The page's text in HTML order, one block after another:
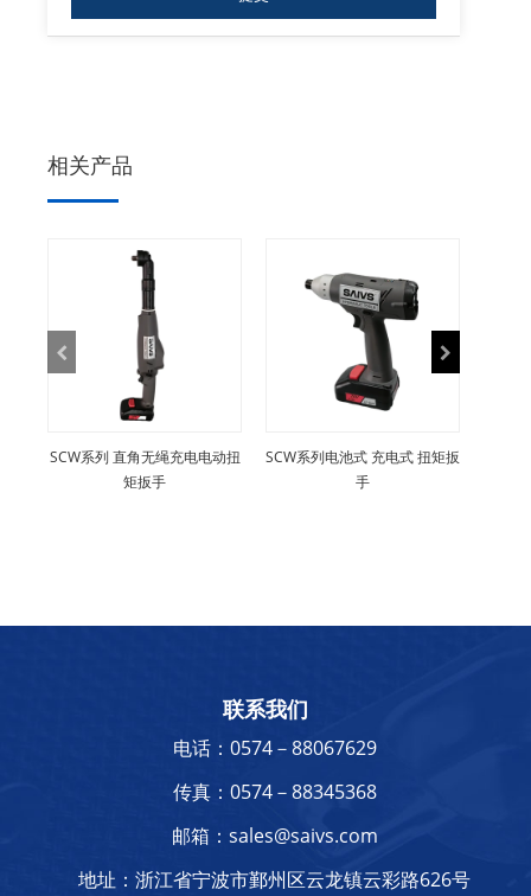
相关产品
SCW系列 直角无绳充电电动扭
矩扳手
SCW系列电池式 充电式 扭矩扳
手
联系我们
电话：0574－88067629
传真：0574－88345368
邮箱：sales@saivs.com
地址：浙江省宁波市鄞州区云龙镇云彩路626号